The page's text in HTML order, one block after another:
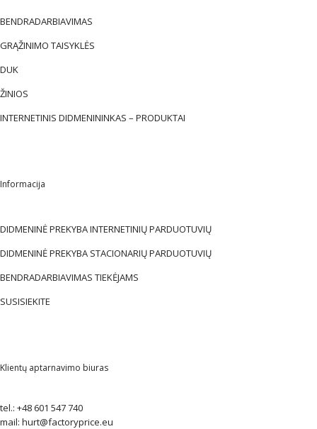
BENDRADARBIAVIMAS
GRĄŽINIMO TAISYKLĖS
DUK
ŽINIOS
INTERNETINIS DIDMENININKAS – PRODUKTAI
Informacija
DIDMENINĖ PREKYBA INTERNETINIŲ PARDUOTUVIŲ
DIDMENINĖ PREKYBA STACIONARIŲ PARDUOTUVIŲ
BENDRADARBIAVIMAS TIEKĖJAMS
SUSISIEKITE
Klientų aptarnavimo biuras
tel.: +48 601 547 740
mail: hurt@factoryprice.eu